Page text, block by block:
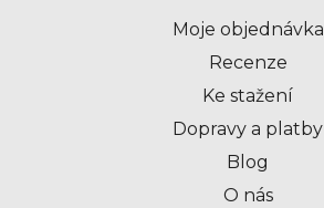
Moje objednávka
Recenze
Ke stažení
Dopravy a platby
Blog
O nás